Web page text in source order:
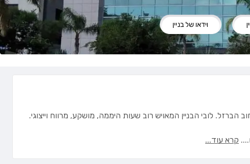
וידאו של בניין
לובי הבניין המאויש רוב שעות היממה, מושקע, מרווח וייצוגי.
... קרא עוד...